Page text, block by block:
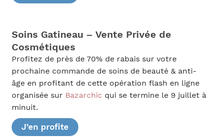
Soins Gatineau – Vente Privée de
Cosmétiques
Profitez de près de 70% de rabais sur votre
prochaine commande de soins de beauté & anti-
âge en profitant de cette opération flash en ligne
organisée sur Bazarchic qui se termine le 9 juillet à
minuit.
J’en profite